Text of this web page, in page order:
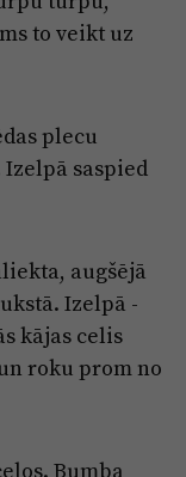
to veikt uz
plecu
saspied
augšējā
Izelpā -
kājas celis
roku prom no
Bumba